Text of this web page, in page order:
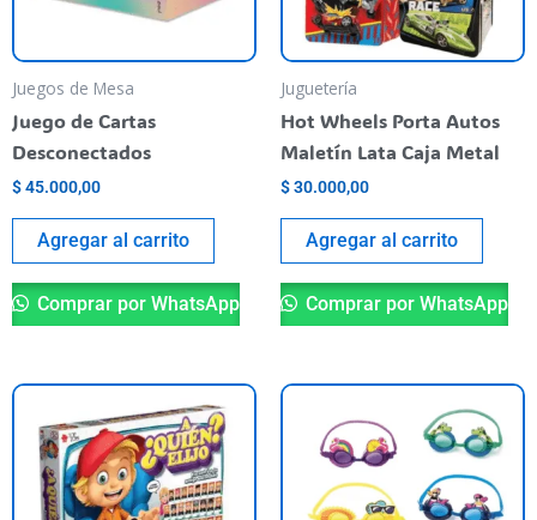
Juegos de Mesa
Juego de Cartas
Desconectados
$45.000,00
Agregar al carrito
Comprar por WhatsApp
Juguetería
Hot Wheels Porta Autos
Maletín Lata Caja Metal
$30.000,00
Agregar al carrito
Comprar por WhatsApp